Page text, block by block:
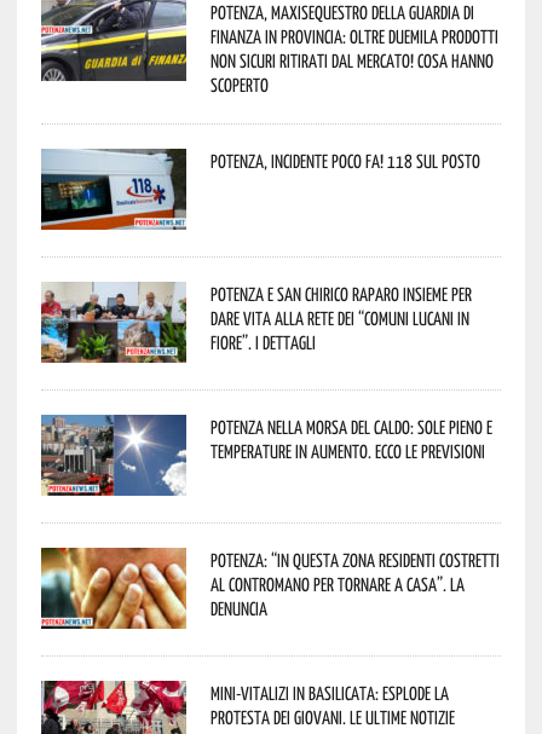
Potenza, maxisequestro della Guardia di
Finanza in provincia: oltre duemila prodotti
non sicuri ritirati dal mercato! Cosa hanno
scoperto
Potenza, incidente poco fa! 118 sul posto
Potenza e San Chirico Raparo insieme per
dare vita alla rete dei “Comuni Lucani in
Fiore”. I dettagli
Potenza nella morsa del caldo: sole pieno e
temperature in aumento. Ecco le previsioni
Potenza: “In questa zona residenti costretti
al contromano per tornare a casa”. La
denuncia
Mini-vitalizi in Basilicata: esplode la
protesta dei giovani. Le ultime notizie